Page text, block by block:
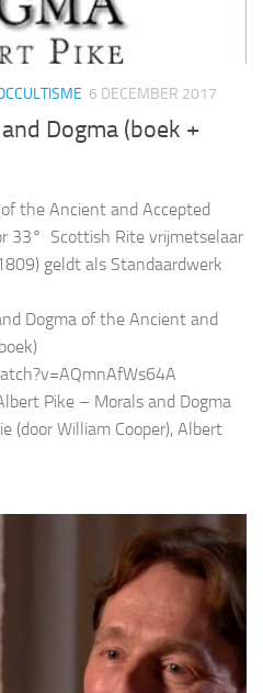
6 DECEMBER 2017
Dogma (boek +
the Ancient and Accepted
33° Scottish Rite vrijmetselaar
geldt als Standaardwerk
Dogma of the Ancient and
Pike – Morals and Dogma
(door William Cooper), Albert